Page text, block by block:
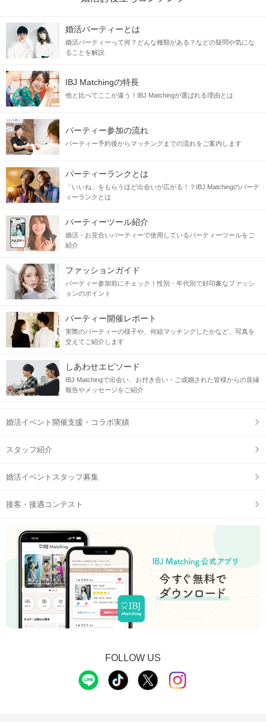
婚活パーティーとは
婚活パーティーって何？どんな種類がある？などの疑問や気にな
ることを解説
IBJ Matchingの特長
他と比べてここが違う！IBJ Matchingが選ばれる理由とは
パーティー参加の流れ
パーティー予約後からマッチングまでの流れをご案内します
パーティーランクとは
「いいね」をもらうほど出会いが広がる！？IBJ Matchingのパーテ
ィーランクとは
パーティーツール紹介
婚活・お見合いパーティーで使用しているパーティーツールをご
紹介
ファッションガイド
パーティー参加前にチェック！性別・年代別で好印象なファッシ
ョンのポイント
パーティー開催レポート
実際のパーティーの様子や、何組マッチングしたかなど、写真を
交えてご紹介します
しあわせエピソード
IBJ Matchingで出会い、お付き合い・ご成婚された皆様からの良縁
報告やメッセージをご紹介
婚活イベント開催支援・コラボ実績
スタッフ紹介
婚活イベントスタッフ募集
接客・接遇コンテスト
FOLLOW US